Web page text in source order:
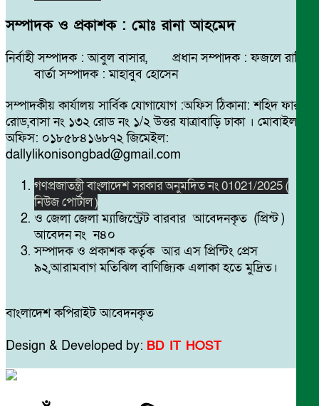
সম্পাদক ও প্রকাশক : মোঃ রানা আহমেদ
নির্বাহী সম্পাদক : আবুল বাসার, প্রধান সম্পাদক : ফজলে রাব্বি
বার্তা সম্পাদক : মাহাবুব হোসেন
সম্পাদকীয় কার্যালয় সার্বিক যোগাযোগ :অফিস ঠিকানা: শহিদ ফারুক
রোড,বাসা নং ১৩২ রোড নং ১/২ উত্তর যাত্রাবাড়ি ঢাকা । মোবাইল
অফিস: ০১৮৫৮৪১৬৮৭২ জিমেইল:
dallylikonisongbad@gmail.com
গণপ্রজাতন্ত্রী বাংলাদেশ সরকার অনুমদিত নং 01021/2025 (
নিউজ পোর্টাল )
ও জেলা জেলা ম্যাজিস্ট্রেট বারবার আবেদনকৃত (প্রিন্ট )
আবেদন নং ন৪০
সম্পাদক ও প্রকাশক কর্তৃক আর এস প্রিন্টিং প্রেস
৯২,আরামবাগ মতিঝিল বাণিজ্যিক এলাকা হতে মুদ্রিত।
বাংলাদেশ কপিরাইট আবেদনকৃত
Design & Developed by: BD IT HOST